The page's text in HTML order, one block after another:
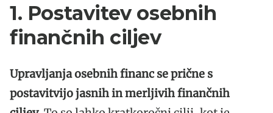
1. Postavitev osebnih
finančnih ciljev
Upravljanja osebnih financ se prične s
postavitvijo jasnih in merljivih finančnih